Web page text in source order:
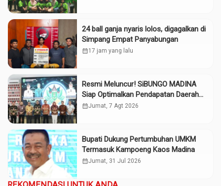
24 ball ganja nyaris lolos, digagalkan di
Simpang Empat Panyabungan
calendar_month17 jam yang lalu
Resmi Meluncur! SiBUNGO MADINA
Siap Optimalkan Pendapatan Daerah
Madina
calendar_monthJumat, 7 Agt 2026
Bupati Dukung Pertumbuhan UMKM
Termasuk Kampoeng Kaos Madina
calendar_monthJumat, 31 Jul 2026